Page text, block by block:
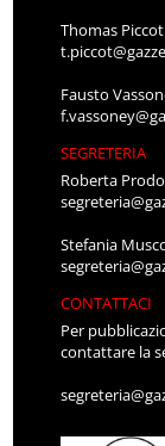
Thomas Piccot
Fausto
SEGRETERIA
Roberta
Stefania
CONTATTACI
Per
contattare la